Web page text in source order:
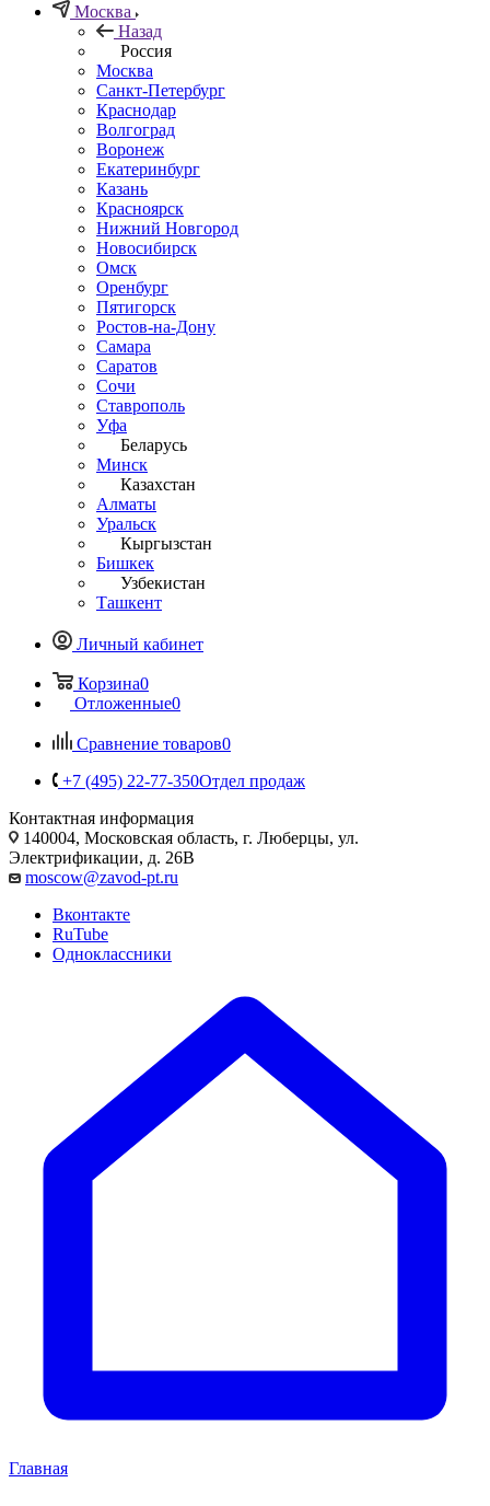
Москва
Назад
Россия
Москва
Санкт-Петербург
Краснодар
Волгоград
Воронеж
Екатеринбург
Казань
Красноярск
Нижний Новгород
Новосибирск
Омск
Оренбург
Пятигорск
Ростов-на-Дону
Самара
Саратов
Сочи
Ставрополь
Уфа
Беларусь
Минск
Казахстан
Алматы
Уральск
Кыргызстан
Бишкек
Узбекистан
Ташкент
Личный кабинет
Корзина0
Отложенные0
Сравнение товаров0
+7 (495) 22-77-350Отдел продаж
Контактная информация
140004, Московская область, г. Люберцы, ул.
Электрификации, д. 26В
moscow@zavod-pt.ru
Вконтакте
RuTube
Одноклассники
Главная